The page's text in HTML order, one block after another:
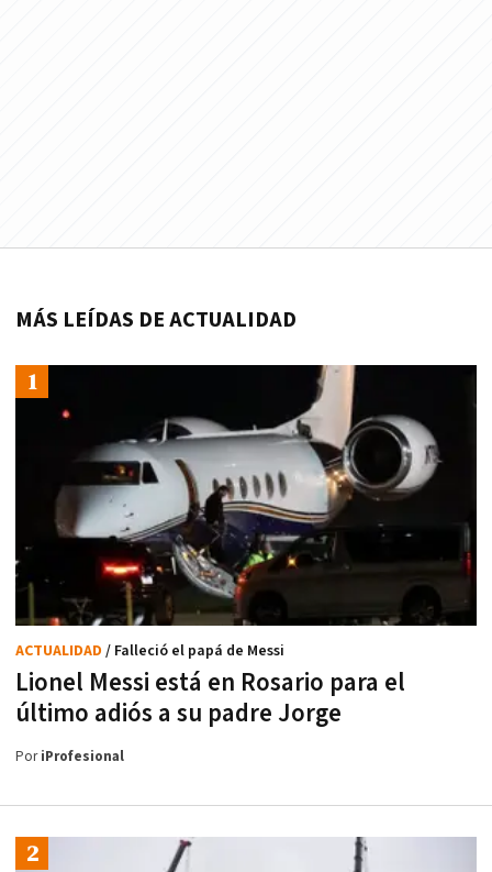
MÁS LEÍDAS DE ACTUALIDAD
Lionel Messi está en Rosario para el
último adiós a su padre Jorge
ACTUALIDAD / Falleció el papá de Messi
PoriProfesional